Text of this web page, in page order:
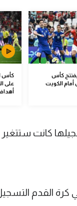
كأس
أمام الكويت
كأس
على
كانت ستتغير
التسجيل،